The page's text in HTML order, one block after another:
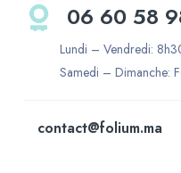
06 60 58
Lundi – Vendredi:
Samedi – Dimanche:
contact@folium.ma